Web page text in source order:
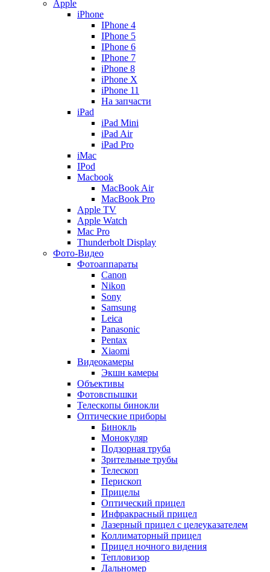
Apple
iPhone
IPhone 4
IPhone 5
IPhone 6
IPhone 7
iPhone 8
iPhone X
iPhone 11
На запчасти
iPad
iPad Mini
iPad Air
iPad Pro
iMac
IPod
Macbook
MacBook Air
MacBook Pro
Apple TV
Apple Watch
Mac Pro
Thunderbolt Display
Фото-Видео
Фотоаппараты
Canon
Nikon
Sony
Samsung
Leica
Panasonic
Pentax
Xiaomi
Видеокамеры
Экшн камеры
Объективы
Фотовспышки
Телескопы бинокли
Оптические приборы
Бинокль
Монокуляр
Подзорная труба
Зрительные трубы
Телескоп
Перископ
Прицелы
Оптический прицел
Инфракрасный прицел
Лазерный прицел с целеуказателем
Коллиматорный прицел
Прицел ночного видения
Тепловизор
Дальномер